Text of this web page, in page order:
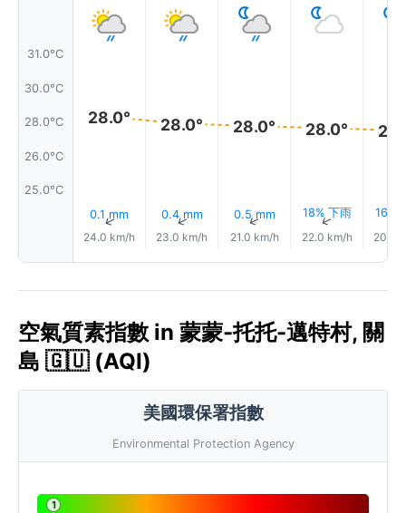
31.0°C
30.0°C
28.0°C
26.0°C
25.0°C
28.0°
0.1 mm
↑
24.0 km/h
28.0°
0.4 mm
↑
23.0 km/h
28.0°
0.5 mm
↑
21.0 km/h
28.0°
18% 下雨
↑
22.0 km/h
16%
20.0
空氣質素指數 in 蒙蒙-托托-邁特村, 關
島 🇬🇺 (AQI)
美國環保署指數
Environmental Protection Agency
1